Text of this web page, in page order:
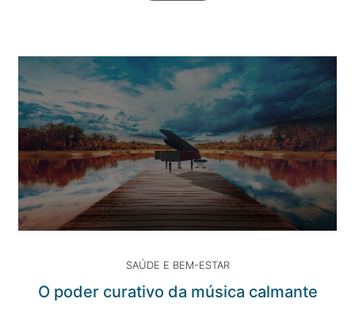
SAÚDE E BEM-ESTAR
O poder curativo da música calmante